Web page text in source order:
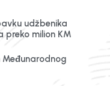
udžbenika
preko milion KM